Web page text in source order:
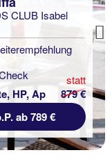
CLUB Isabel
HP, Ap
statt
879 €
ab 789 €